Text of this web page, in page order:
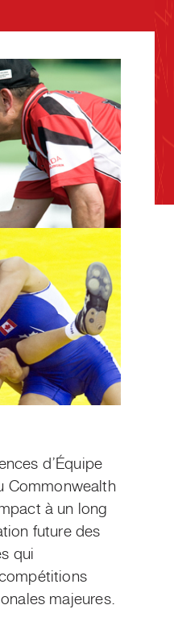
d’Équipe
Commonwealth
à un long
future des
qui
majeures.